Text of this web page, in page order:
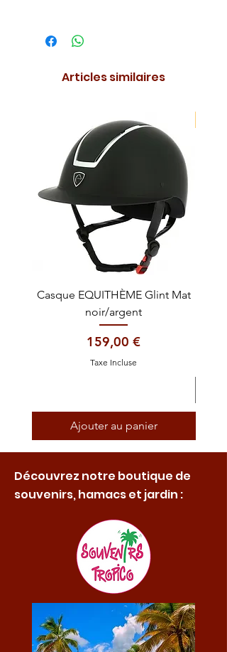
Articles similaires
Casque EQUITHÈME Glint Mat
noir/argent
Prix
159,00 €
Taxe Incluse
Ajouter au panier
Découvrez notre boutique de
souvenirs, hamacs et jardin :